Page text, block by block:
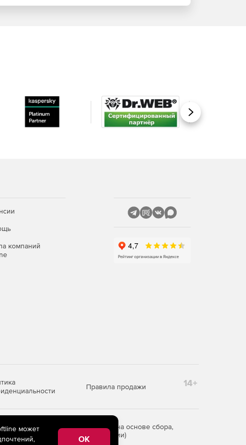
Вперед
компаний
Правила продажи 14+
предоставления информации на основе сбора,
территории Российской Федерации)
может
OK